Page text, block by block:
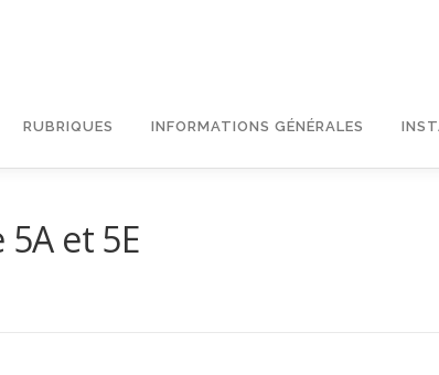
RUBRIQUES INFORMATIONS GÉNÉRALES
et 5E